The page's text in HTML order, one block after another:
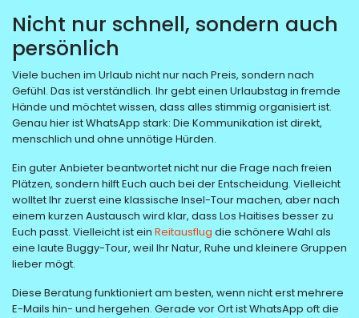
Nicht nur schnell, sondern auch
persönlich
Viele buchen im Urlaub nicht nur nach Preis, sondern nach
Gefühl. Das ist verständlich. Ihr gebt einen Urlaubstag in fremde
Hände und möchtet wissen, dass alles stimmig organisiert ist.
Genau hier ist WhatsApp stark: Die Kommunikation ist direkt,
menschlich und ohne unnötige Hürden.
Ein guter Anbieter beantwortet nicht nur die Frage nach freien
Plätzen, sondern hilft Euch auch bei der Entscheidung. Vielleicht
wolltet Ihr zuerst eine klassische Insel-Tour machen, aber nach
einem kurzen Austausch wird klar, dass Los Haitises besser zu
Euch passt. Vielleicht ist ein Reitausflug die schönere Wahl als
eine laute Buggy-Tour, weil Ihr Natur, Ruhe und kleinere Gruppen
lieber mögt.
Diese Beratung funktioniert am besten, wenn nicht erst mehrere
E-Mails hin- und hergehen. Gerade vor Ort ist WhatsApp oft die